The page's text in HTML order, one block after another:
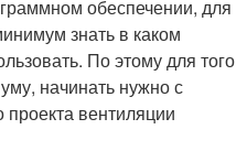
обеспечении, для
знать в каком
По этому для того
начинать нужно с
проекта вентиляции